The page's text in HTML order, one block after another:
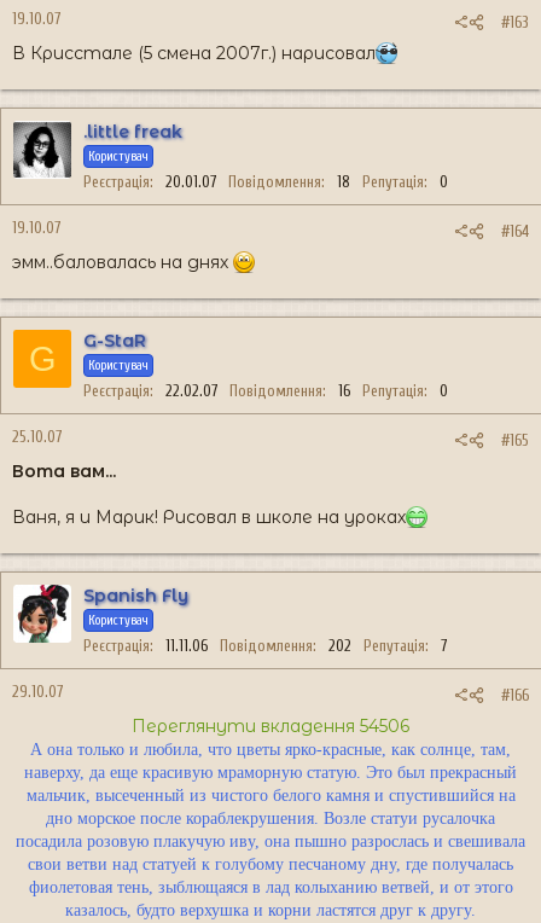
19.10.07 #163
В Крисстале (5 смена 2007г.) нарисовал
.little freak
Користувач
Реєстрація 20.01.07 Повідомлення 18 Репутація 0
19.10.07 #164
эмм..баловалась на днях
G G-StaR
Користувач
Реєстрація 22.02.07 Повідомлення 16 Репутація 0
25.10.07 #165
Вота вам...
Ваня, я и Марик! Рисовал в школе на уроках
Spanish Fly
Користувач
Реєстрація 11.11.06 Повідомлення 202 Репутація 7
29.10.07 #166
Переглянути вкладення 54506
А она только и любила, что цветы ярко-красные, как солнце, там,
наверху, да еще красивую мраморную статую. Это был прекрасный
мальчик, высеченный из чистого белого камня и спустившийся на
дно морское после кораблекрушения. Возле статуи русалочка
посадила розовую плакучую иву, она пышно разрослась и свешивала
свои ветви над статуей к голубому песчаному дну, где получалась
фиолетовая тень, зыблющаяся в лад колыханию ветвей, и от этого
казалось, будто верхушка и корни ластятся друг к другу.